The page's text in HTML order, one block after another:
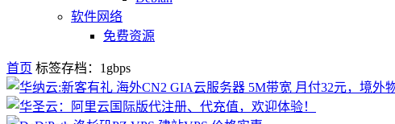
软件网络
免费资源
首页 标签存档：1gbps